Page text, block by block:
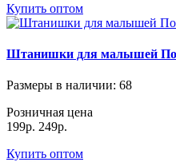
Купить оптом
Штанишки для малышей
Размеры в наличии: 68
Розничная цена
199р. 249р.
Купить оптом